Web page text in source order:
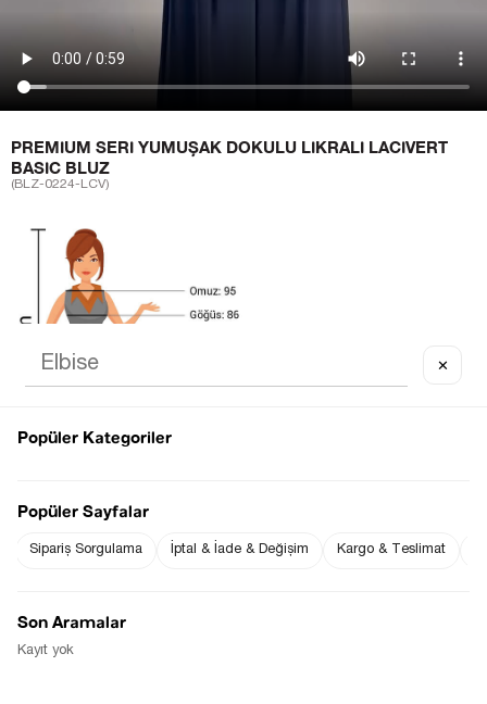
PREMIUM SERI YUMUŞAK DOKULU LIKRALI LACIVERT
BASIC BLUZ
(BLZ-0224-LCV)
Notify me when
the price goes
Notify me when it
Notify Me When Available
✕
Popüler Kategoriler
Popüler Sayfalar
Sipariş Sorgulama İptal & İade & Değişim Kargo & Teslimat
Son Aramalar
Kayıt yok